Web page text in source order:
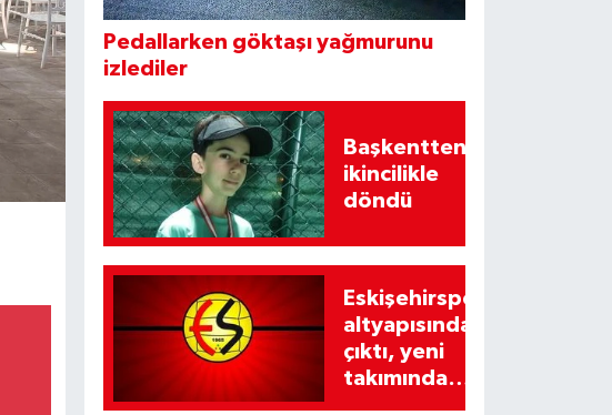
Pedallarken göktaşı yağmurunu
izlediler
Başkentten
ikincilikle
döndü
Eskişehirspor
altyapısından
çıktı, yeni
takımında